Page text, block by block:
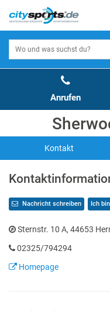
Anrufen
Kontakt
Nachricht schreiben Ich
Sternstr. 10 A, 44653
02325/794294
Homepage